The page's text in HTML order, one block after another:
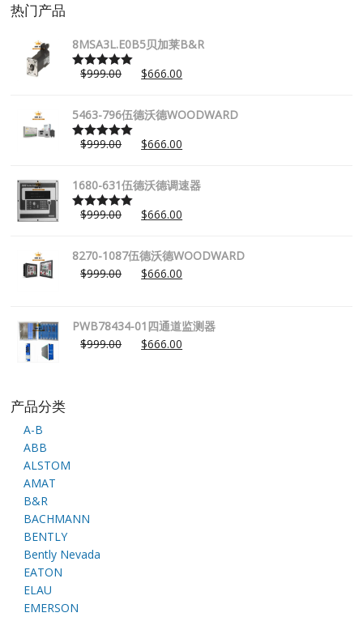
热门产品
8MSA3L.E0B5贝加莱B&R
Rated5.00
$999.00 $666.00
5463-796伍德沃德WOODWARD
Rated5.00
$999.00 $666.00
1680-631伍德沃德调速器
Rated5.00
$999.00 $666.00
8270-1087伍德沃德WOODWARD
$999.00 $666.00
PWB78434-01四通道监测器
$999.00 $666.00
产品分类
A-B
ABB
ALSTOM
AMAT
B&R
BACHMANN
BENTLY
Bently Nevada
EATON
ELAU
EMERSON